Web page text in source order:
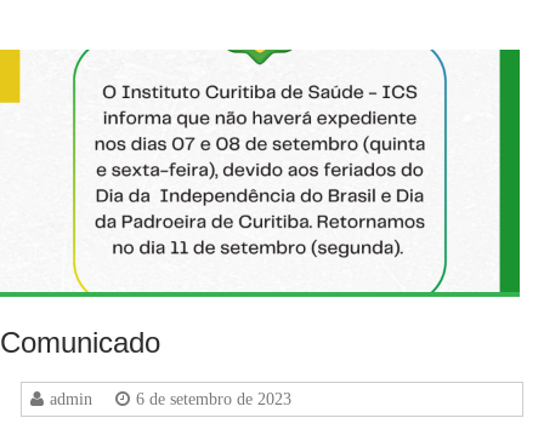
Comunicado
admin 6 de setembro de 2023